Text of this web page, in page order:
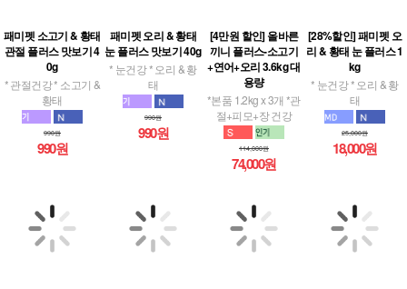
패미펫 소고기 & 황태
관절 플러스 맛보기 4
0g
* 관절건강 * 소고기 &
황태
990원
990원
패미펫 오리 & 황태
눈 플러스 맛보기 40g
* 눈건강 * 오리 & 황
태
990원
990원
[4만원 할인] 올바른
끼니 플러스-소고기
+연어+오리 3.6kg 대
용량
*본품 1.2kg x 3개 *관
절+피모+장 건강
114,000원
74,000원
[28%할인] 패미펫 오
리 & 황태 눈 플러스 1
kg
* 눈건강 * 오리 & 황
태
25,000원
18,000원